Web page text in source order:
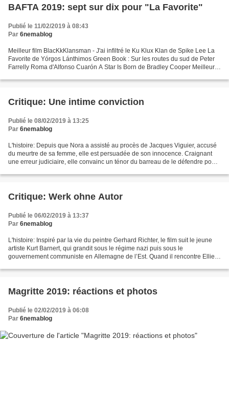
BAFTA 2019: sept sur dix pour "La Favorite"
Publié le 11/02/2019 à 08:43
Par 6nemablog
Meilleur film BlacKkKlansman - J'ai infiltré le Ku Klux Klan de Spike Lee La
Favorite de Yórgos Lánthimos Green Book : Sur les routes du sud de Peter
Farrelly Roma d'Alfonso Cuarón A Star Is Born de Bradley Cooper Meilleur
Critique: Une intime conviction
Publié le 08/02/2019 à 13:25
Par 6nemablog
L'histoire: Depuis que Nora a assisté au procès de Jacques Viguier, accusé
du meurtre de sa femme, elle est persuadée de son innocence. Craignant
une erreur judiciaire, elle convainc un ténor du barreau de le défendre pour
Critique: Werk ohne Autor
Publié le 06/02/2019 à 13:37
Par 6nemablog
L'histoire: Inspiré par la vie du peintre Gerhard Richter, le film suit le jeune
artiste Kurt Barnert, qui grandit sous le régime nazi puis sous le
gouvernement communiste en Allemagne de l’Est. Quand il rencontre Ellie, il
Magritte 2019: réactions et photos
Publié le 02/02/2019 à 06:08
Par 6nemablog